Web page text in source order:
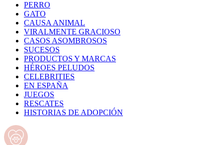
PERRO
GATO
CAUSA ANIMAL
VIRALMENTE GRACIOSO
CASOS ASOMBROSOS
SUCESOS
PRODUCTOS Y MARCAS
HÉROES PELUDOS
CELEBRITIES
EN ESPAÑA
JUEGOS
RESCATES
HISTORIAS DE ADOPCIÓN